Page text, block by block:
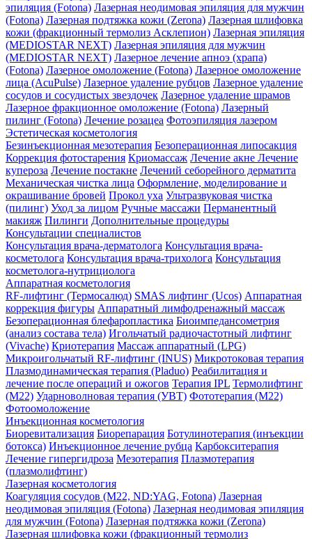
эпиляция (Fotona) Лазерная неодимовая эпиляция для мужчин
(Fotona) Лазерная подтяжка кожи (Zerona) Лазерная шлифовка
кожи (фракционный термолиз Асклепион) Лазерная эпиляция
(MEDIOSTAR NEXT) Лазерная эпиляция для мужчин
(MEDIOSTAR NEXT) Лазерное лечение апноэ (храпа)
(Fotona) Лазерное омоложение (Fotona) Лазерное омоложение
лица (AcuPulse) Лазерное удаление рубцов Лазерное удаление
сосудов и сосудистых звездочек Лазерное удаление шрамов
Лазерное фракционное омоложение (Fotona) Лазерный
пилинг (Fotona) Лечение розацеа Фотоэпиляция лазером
Эстетическая косметология
Безинъекционная мезотерапия Безоперационная липосакция
Коррекция фотостарения Криомассаж Лечение акне Лечение
купероза Лечение постакне Лечений себорейного дерматита
Механическая чистка лица Оформление, моделирование и
окрашивание бровей Прокол уха Ультразвуковая чистка
(пилинг) Уход за лицом Ручные массажи Перманентный
макияж Пилинги Дополнительные процедуры
Консультации специалистов
Консультация врача-дерматолога Консультация врача-
косметолога Консультация врача-трихолога Консультация
косметолога-нутрициолога
Аппаратная косметология
RF-лифтинг (Термосалюд) SMAS лифтинг (Ucos) Аппаратная
коррекция фигуры Аппаратный лимфодренажный массаж
Безоперационная блефаропластика Биоимпедансометрия
(анализ состава тела) Игольчатый радиочастотный лифтинг
(Vivache) Криотерапия Массаж аппаратный (LPG)
Микроигольчатый RF-лифтинг (INUS) Микротоковая терапия
Плазмодинамическая терапия (Pladuo) Реабилитация и
лечение после операций и ожогов Терапия IPL Термолифтинг
(M22) Ударноволновая терапия (УВТ) Фототерапия (М22)
Фотоомоложение
Инъекционная косметология
Биоревитализация Биорепарация Ботулинотерапия (инъекции
ботокса) Инъекционное лечение рубца Карбокситерапия
Лечение гипергидроза Мезотерапия Плазмотерапия
(плазмолифтинг)
Лазерная косметология
Коагуляция сосудов (М22, ND:YAG, Fotona) Лазерная
неодимовая эпиляция (Fotona) Лазерная неодимовая эпиляция
для мужчин (Fotona) Лазерная подтяжка кожи (Zerona)
Лазерная шлифовка кожи (фракционный термолиз